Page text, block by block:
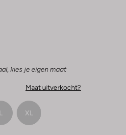
kies je eigen maat
Maat uitverkocht?
L XL